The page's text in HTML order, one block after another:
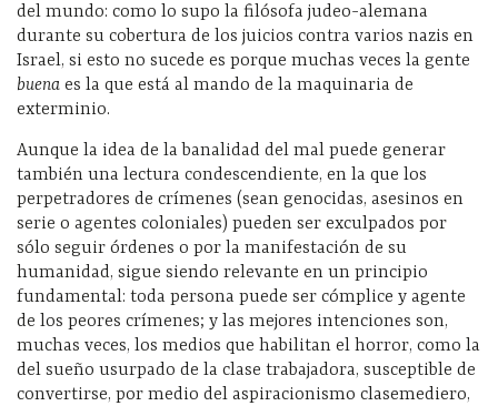
del mundo: como lo supo la filósofa judeo-alemana
durante su cobertura de los juicios contra varios nazis en
Israel, si esto no sucede es porque muchas veces la gente
buena es la que está al mando de la maquinaria de
exterminio.
Aunque la idea de la banalidad del mal puede generar
también una lectura condescendiente, en la que los
perpetradores de crímenes (sean genocidas, asesinos en
serie o agentes coloniales) pueden ser exculpados por
sólo seguir órdenes o por la manifestación de su
humanidad, sigue siendo relevante en un principio
fundamental: toda persona puede ser cómplice y agente
de los peores crímenes; y las mejores intenciones son,
muchas veces, los medios que habilitan el horror, como la
del sueño usurpado de la clase trabajadora, susceptible de
convertirse, por medio del aspiracionismo clasemediero,